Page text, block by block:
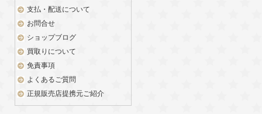
支払・配送について
お問合せ
ショップブログ
買取りについて
免責事項
よくあるご質問
正規販売店提携元ご紹介